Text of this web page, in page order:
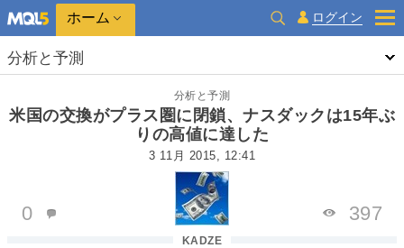
ホーム ログイン
分析と予測
分析と予測
米国の交換がプラス圏に閉鎖、ナスダックは15年ぶ
りの高値に達した
3 11月 2015, 12:41
KADZE
0 397